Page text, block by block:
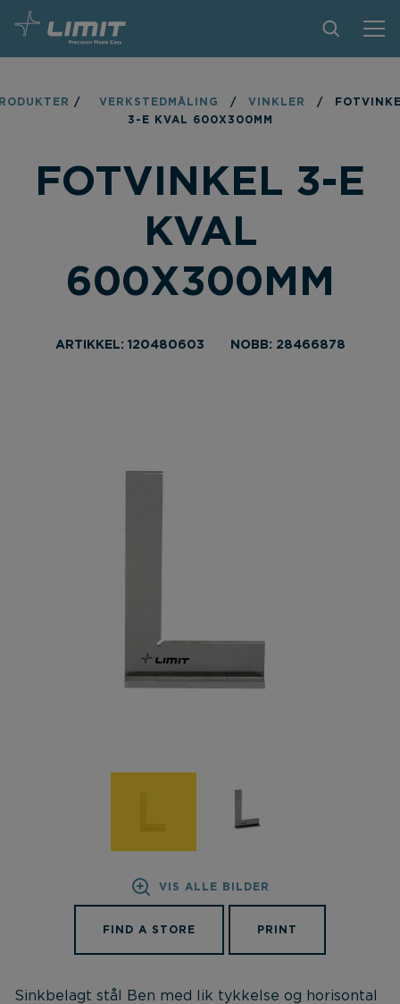
PRODUKTER
BLI FORHANDLER
OM LIMIT
NEDLASTINGER
/ VERKSTEDMÅLING / VINKLER /
3-E KVAL 600X300MM
FOTVINKEL 3-E
KVAL
600X300MM
ARTIKKEL: 120480603 NOBB: 28466878
VIS ALLE BILDER
FIND A STORE PRINT
Sinkbelagt stål Ben med lik tykkelse og horisontal